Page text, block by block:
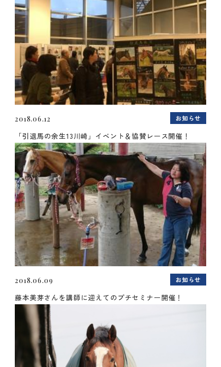
2018.06.12 お知らせ
「引退馬の余生13川崎」イベント＆協賛レース開催！
2018.06.09 お知らせ
藤本美芽さんを講師に迎えてのプチセミナー開催！